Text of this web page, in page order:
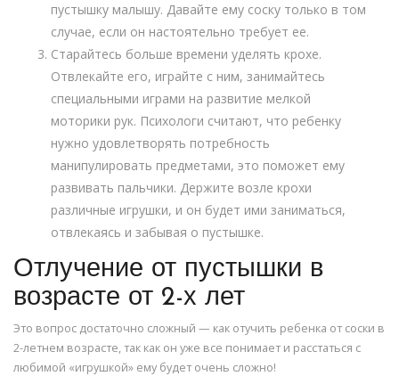
пустышку малышу. Давайте ему соску только в том
случае, если он настоятельно требует ее.
Старайтесь больше времени уделять крохе.
Отвлекайте его, играйте с ним, занимайтесь
специальными играми на развитие мелкой
моторики рук. Психологи считают, что ребенку
нужно удовлетворять потребность
манипулировать предметами, это поможет ему
развивать пальчики. Держите возле крохи
различные игрушки, и он будет ими заниматься,
отвлекаясь и забывая о пустышке.
Отлучение от пустышки в
возрасте от 2-х лет
Это вопрос достаточно сложный — как отучить ребенка от соски в
2-летнем возрасте, так как он уже все понимает и расстаться с
любимой «игрушкой» ему будет очень сложно!